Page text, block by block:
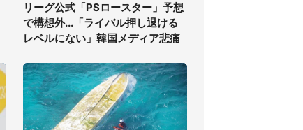
リーグ公式「PSロースター」予想
で構想外...「ライバル押し退ける
レベルにない」韓国メディア悲痛